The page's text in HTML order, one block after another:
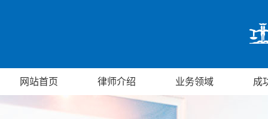
网站首页 律师介绍 业务领域 成